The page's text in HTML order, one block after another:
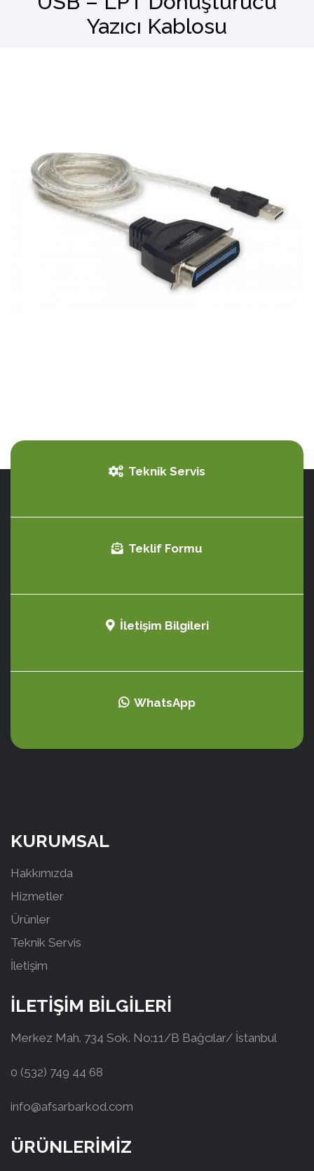
Barkod OkuyucuYazıcı Kablosu
Teknik Servis
Teklif Formu
İletişim Bilgileri
WhatsApp
KURUMSAL
Hakkımızda
Hizmetler
Ürünler
Teknik Servis
İletişim
İLETİŞİM BİLGİLERİ
Merkez Mah. 734 Sok. No:11/B Bağcılar/ İstanbul
0 (532) 749 44 68
info@afsarbarkod.com
ÜRÜNLERİMİZ